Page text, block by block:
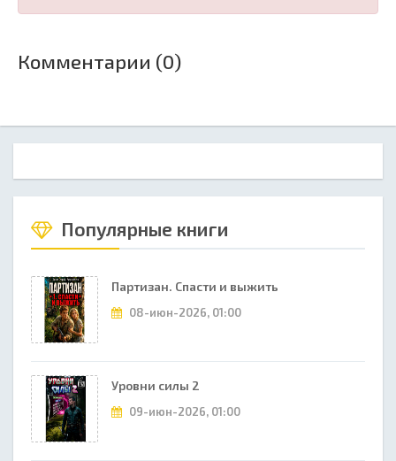
Комментарии (0)
Популярные книги
Партизан. Спасти и выжить
08-июн-2026, 01:00
Уровни силы 2
09-июн-2026, 01:00